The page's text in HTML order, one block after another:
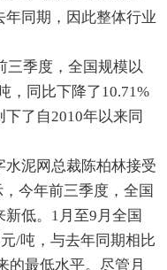
同期，因此整体行业
三季度，全国规模以
，同比下降了10.71%
下了自2010年以来同
泥网总裁陈柏林接受
今年前三季度，全国
低。1月至9月全国
/吨，与去年同期相比
的最低水平。尽管月